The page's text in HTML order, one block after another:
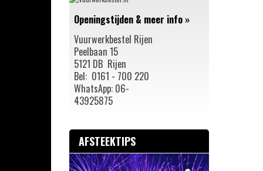
Openingstijden & meer info »
Vuurwerkbestel Rijen
Peelbaan 15
5121 DB Rijen
Bel: 0161 - 700 220
WhatsApp: 06-
43925875
AFSTEEKTIPS